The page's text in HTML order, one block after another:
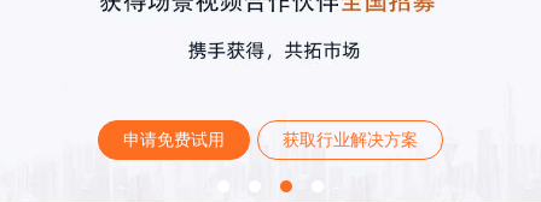
申请免费试用 获取行业解决方案